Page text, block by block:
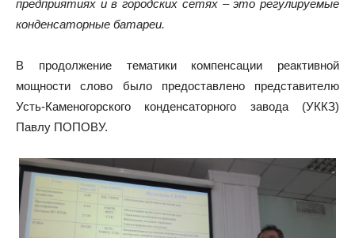
предприятиях и в городских сетях – это регулируемые
конденсаторные батареи.
В продолжение тематики компенсации реактивной
мощности слово было предоставлено представителю
Усть-Каменогорского конденсаторного завода (УККЗ)
Павлу ПОПОВУ.